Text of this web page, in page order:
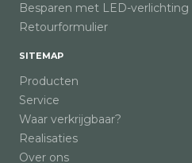
Besparen met LED-verlichting
Retourformulier
SITEMAP
Producten
Service
Waar verkrijgbaar?
Realisaties
Over ons